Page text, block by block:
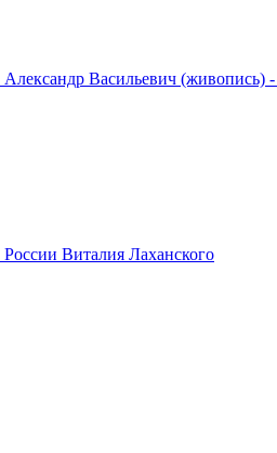
Александр Васильевич (живопись)
Виталия Лаханского